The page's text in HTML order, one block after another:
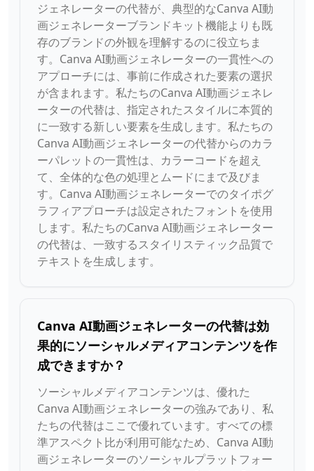
ジェネレーターの代替が、典型的なCanva AI動
画ジェネレーターブランドキット機能よりも既
存のブランドの外観を理解するのに役立ちま
す。Canva AI動画ジェネレーターの一貫性への
アプローチには、事前に作成された要素の選択
が含まれます。私たちのCanva AI動画ジェネレ
ーターの代替は、指定されたスタイルに本質的
に一致する新しい要素を生成します。私たちの
Canva AI動画ジェネレーターの代替からのカラ
ーパレットの一貫性は、カラーコードを超え
て、全体的な色の処理とムードにまで及びま
す。Canva AI動画ジェネレーターでのタイポグ
ラフィアプローチは設定されたフォントを使用
します。私たちのCanva AI動画ジェネレーター
の代替は、一致するスタイリスティック品質で
テキストを生成します。
Canva AI動画ジェネレーターの代替は効
果的にソーシャルメディアコンテンツを作
成できますか？
ソーシャルメディアコンテンツは、優れた
Canva AI動画ジェネレーターの強みであり、私
たちの代替はここで優れています。すべての標
準アスペクト比が利用可能なため、Canva AI動
画ジェネレーターのソーシャルプラットフォー